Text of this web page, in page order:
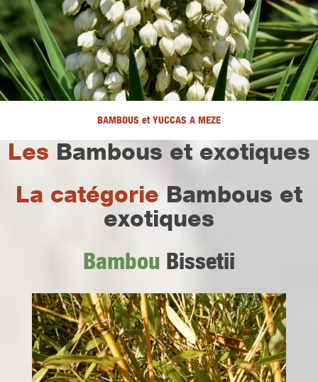
BAMBOUS et YUCCAS A MEZE
Les Bambous et exotiques
La catégorie Bambous et
exotiques
Bambou Bissetii